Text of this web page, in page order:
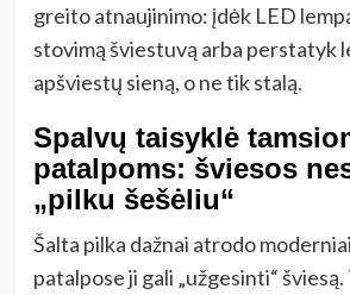
greito atnaujinimo: įdėk LED
stovimą šviestuvą arba perstatyk
apšviestų sieną, o ne tik stalą.
Spalvų taisyklė
patalpoms: šviesos
„pilku šešėliu“
Šalta pilka dažnai atrodo
patalpose ji gali „užgesinti“